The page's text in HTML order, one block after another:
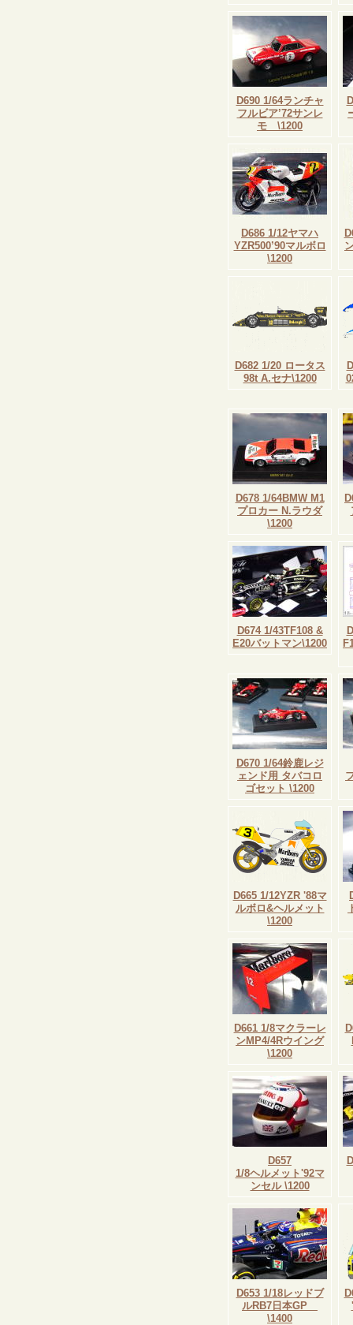
D690 1/64ランチャ
フルビア’72サンレ
モ \1200
D686 1/12ヤマハ
YZR500’90マルボロ
\1200
D682 1/20 ロータス
98t A.セナ\1200
D678 1/64BMW M1
プロカー N.ラウダ
\1200
D674 1/43TF108 &
E20バットマン\1200
D670 1/64鈴鹿レジ
ェンド用 タバコロ
ゴセット \1200
D665 1/12YZR '88マ
ルボロ&ヘルメット
\1200
D661 1/8マクラーレ
ンMP4/4Rウイング
\1200
D657
1/8ヘルメット'92マ
ンセル \1200
D653 1/18レッドブ
ルRB7日本GP
\1400